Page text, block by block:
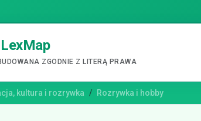
ZGODNIE Z LITERĄ PRAWA
kultura i rozrywka Rozrywka i hobby